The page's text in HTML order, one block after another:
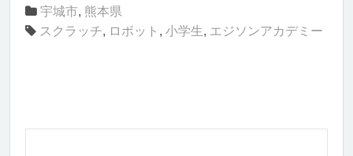
宇城市, 熊本県
スクラッチ, ロボット , 小学生, エジソンアカデミー